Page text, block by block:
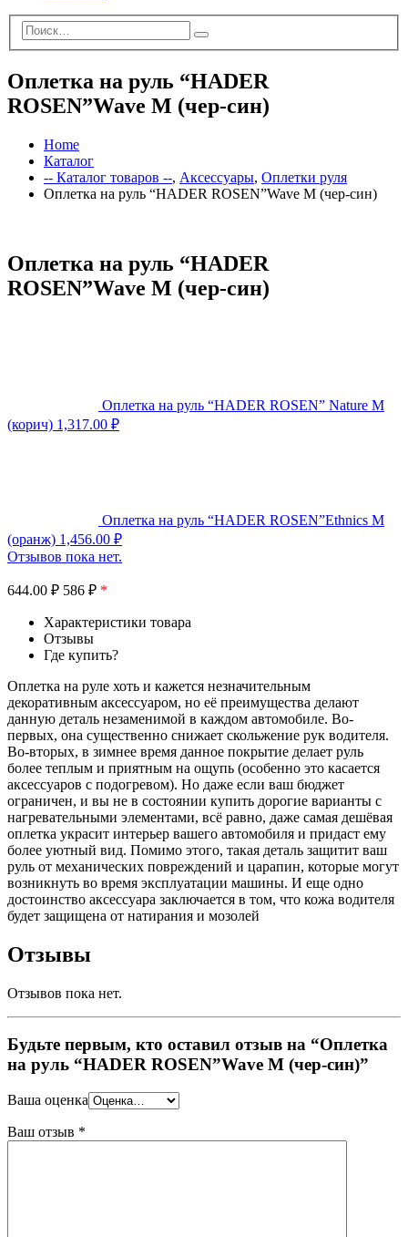
Оплетка на руль “HADER
ROSEN”Wave M (чер-син)
Home
Каталог
-- Каталог товаров --, Аксессуары, Оплетки руля
Оплетка на руль “HADER ROSEN”Wave M (чер-син)
Оплетка на руль “HADER
ROSEN”Wave M (чер-син)
Оплетка на руль “HADER ROSEN” Nature M
(корич) 1,317.00 ₽
Оплетка на руль “HADER ROSEN”Ethnics M
(оранж) 1,456.00 ₽
Отзывов пока нет.
644.00 ₽ 586 ₽ *
Характеристики товара
Отзывы
Где купить?
Оплетка на руле хоть и кажется незначительным
декоративным аксессуаром, но её преимущества делают
данную деталь незаменимой в каждом автомобиле. Во-
первых, она существенно снижает скольжение рук водителя.
Во-вторых, в зимнее время данное покрытие делает руль
более теплым и приятным на ощупь (особенно это касается
аксессуаров с подогревом). Но даже если ваш бюджет
ограничен, и вы не в состоянии купить дорогие варианты с
нагревательными элементами, всё равно, даже самая дешёвая
оплетка украсит интерьер вашего автомобиля и придаст ему
более уютный вид. Помимо этого, такая деталь защитит ваш
руль от механических повреждений и царапин, которые могут
возникнуть во время эксплуатации машины. И еще одно
достоинство аксессуара заключается в том, что кожа водителя
будет защищена от натирания и мозолей
Отзывы
Отзывов пока нет.
Будьте первым, кто оставил отзыв на “Оплетка
на руль “HADER ROSEN”Wave M (чер-син)”
Ваша оценка
Ваш отзыв *